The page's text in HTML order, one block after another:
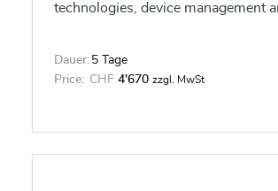
technologies, device management
Dauer: 5 Tage
Price: CHF 4'670 zzgl. MwSt